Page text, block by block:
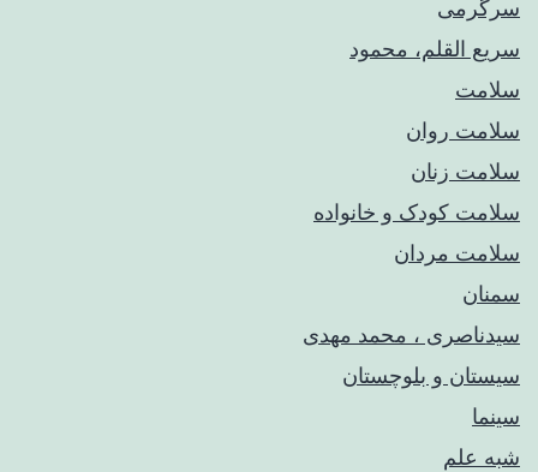
سرگرمی
سریع القلم، محمود
سلامت
سلامت روان
سلامت زنان
سلامت کودک‌ و خانواده
سلامت مردان
سمنان
سیدناصری ، محمد مهدی
سیستان و بلوچستان
سینما
شبه علم